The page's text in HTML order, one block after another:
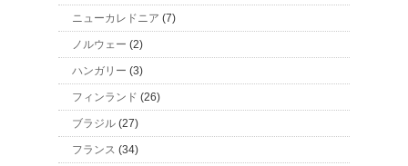
ニューカレドニア (7)
ノルウェー (2)
ハンガリー (3)
フィンランド (26)
ブラジル (27)
フランス (34)